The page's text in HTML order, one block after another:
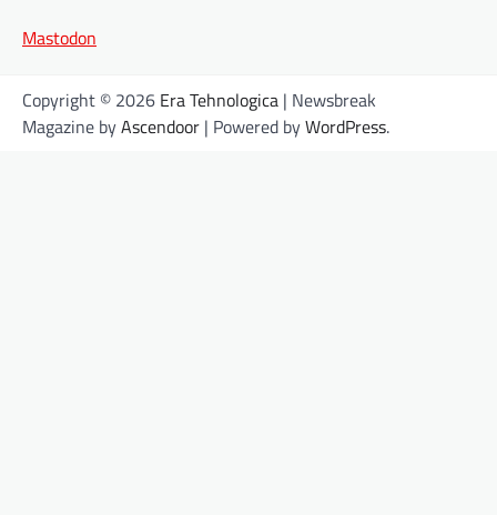
Mastodon
Copyright © 2026 Era Tehnologica | Newsbreak
Magazine byAscendoor | Powered byWordPress.